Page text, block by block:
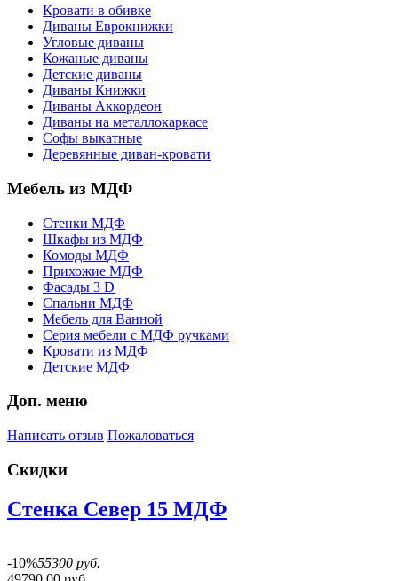
Кровати в обивке
Диваны Еврокнижки
Угловые диваны
Кожаные диваны
Детские диваны
Диваны Книжки
Диваны Аккордеон
Диваны на металлокаркасе
Софы выкатные
Деревянные диван-кровати
Мебель из МДФ
Стенки МДФ
Шкафы из МДФ
Комоды МДФ
Прихожие МДФ
Фасады 3 D
Спальни МДФ
Мебель для Ванной
Серия мебели с МДФ ручками
Кровати из МДФ
Детские МДФ
Доп. меню
Написать отзыв Пожаловаться
Скидки
Стенка Север 15 МДФ
-10%55300 руб.